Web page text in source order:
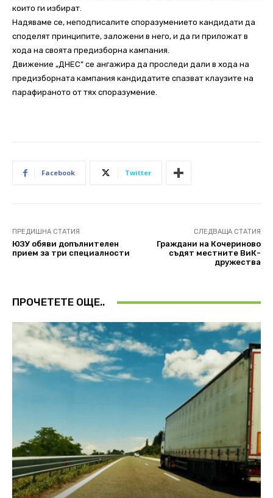
които ги избират.
Надяваме се, неподписалите споразумението кандидати да
споделят принципите, заложени в него, и да ги приложат в
хода на своята предизборна кампания.
Движение „ДНЕС” се ангажира да проследи дали в хода на
предизборната кампания кандидатите спазват клаузите на
парафираното от тях споразумение.
Facebook Twitter
ПРЕДИШНА СТАТИЯ
ЮЗУ обяви допълнителен
прием за три специалности
СЛЕДВАЩА СТАТИЯ
Граждани на Кочериново
съдят местните ВиК-
дружества
ПРОЧЕТЕТЕ ОЩЕ..